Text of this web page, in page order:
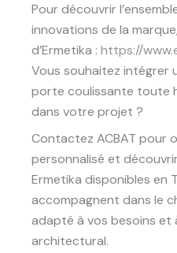
Pour découvrir
innovations de la
d’Ermetika : https://
Vous souhaitez intégrer
porte coulissante toute
dans votre projet ?
Contactez ACBAT pour
personnalisé et
Ermetika disponibles en
accompagnent dans le
adapté à vos besoins
architectural.